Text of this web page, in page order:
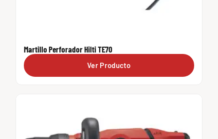
Martillo Perforador Hilti TE70
Ver Producto